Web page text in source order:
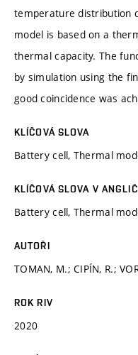
temperature distribution
model is based on a
thermal capacity. The
by simulation using the
good coincidence was
KLÍČOVÁ SLOVA
Battery cell, Thermal
KLÍČOVÁ SLOVA V
Battery cell, Thermal
AUTOŘI
TOMAN, M.; CIPÍN, R.;
ROK RIV
2020